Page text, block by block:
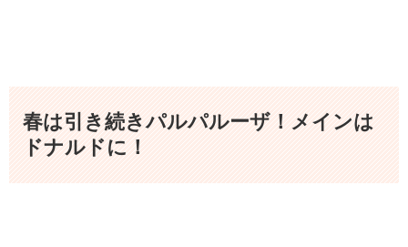
春は引き続きパルパルーザ！メインは
ドナルドに！